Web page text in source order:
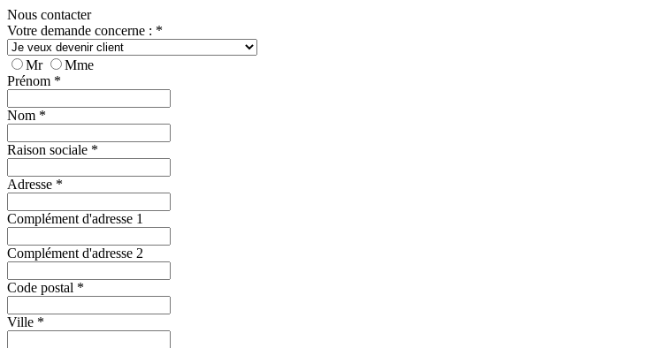
Nous contacter
Votre demande concerne : *
Mr
Mme
Prénom *
Nom *
Raison sociale *
Adresse *
Complément d'adresse 1
Complément d'adresse 2
Code postal *
Ville *